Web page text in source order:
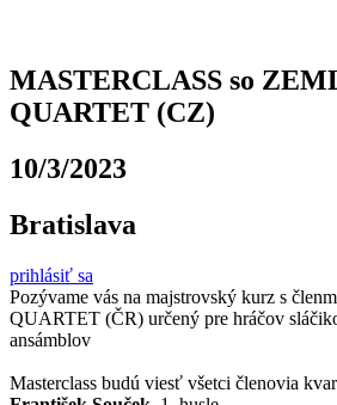
MASTERCLASS so
QUARTET (CZ)
10/3/2023
Bratislava
prihlásiť sa
Pozývame vás na majstrovský kurz s
QUARTET (ČR) určený pre hráčov
ansámblov
Masterclass budú viesť všetci členovia